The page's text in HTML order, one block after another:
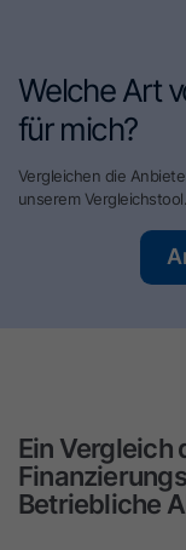
Welche Art
für mich?
Vergleichen die
unserem Vergleichstool.
Ein Vergleich
Betriebliche